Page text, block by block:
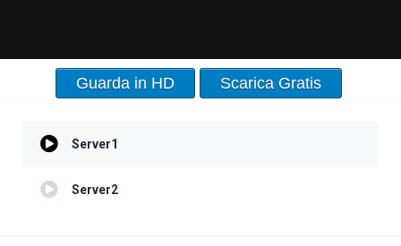
Guarda in HD Scarica Gratis
Server1
Server2